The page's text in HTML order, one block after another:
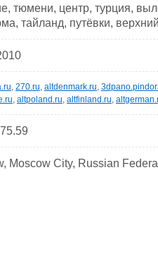
тюмени, центр, турция,
тайланд, путёвки,
, 270.ru, altdenmark.ru,
, altpoland.ru, altfinland.ru,
Moscow City, Russian